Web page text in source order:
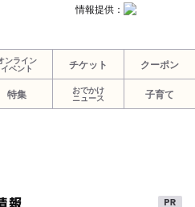
情報提供：
ンライン
イベント
チケット クーポン
特集
おでかけ
ニュース
子育て
報